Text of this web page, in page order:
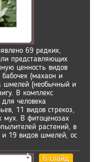
69 редких,
представляющих
ценность видов
(махаон и
шмелей (необычный и
В комплекс
человека
11 видов стрекоз,
В фитоценозах
расте­ний, в
и 19 видов шмелей, ос
6 слайд